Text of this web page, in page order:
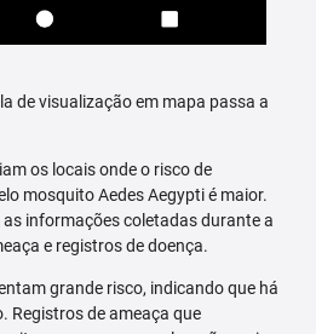
de visualização em mapa passa a
os locais onde o risco de
mosquito Aedes Aegypti é maior.
informações coletadas durante a
e registros de doença.
grande risco, indicando que há
Registros de ameaça que